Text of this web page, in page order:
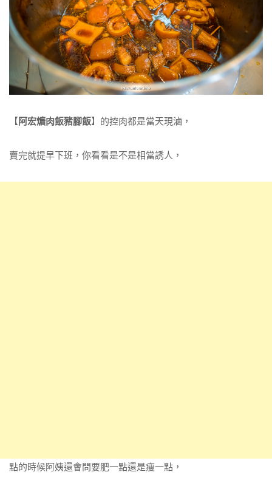
【阿宏爌肉飯豬腳飯】的控肉都是當天現滷，
賣完就提早下班，你看看是不是相當誘人，
點的時候阿姨還會問要肥一點還是瘦一點，